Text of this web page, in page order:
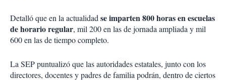
Detalló que en la actualidadse imparten 800 horas en escuelas
de horario regular, mil 200 en las de jornada ampliada y mil
600 en las de tiempo completo.
La SEP puntualizó que las autoridades estatales, junto con los
directores, docentes y padres de familia podrán, dentro de ciertos